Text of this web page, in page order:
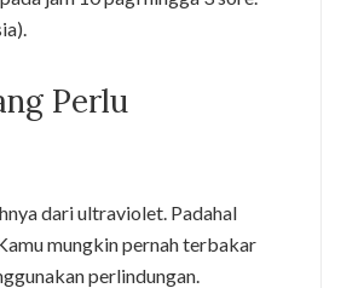
Perlu
dari ultraviolet. Padahal
mungkin pernah terbakar
perlindungan.